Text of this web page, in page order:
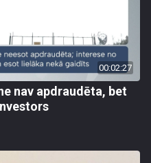
00:02:27
nav apdraudēta, bet